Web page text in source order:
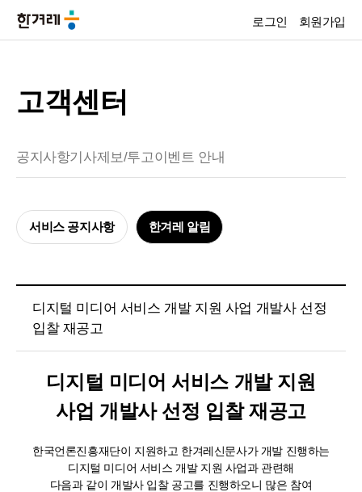
로그인 회원가입
고객센터
공지사항기사제보/투고이벤트 안내
서비스 공지사항 한겨레 알림
디지털 미디어 서비스 개발 지원 사업 개발사 선정
입찰 재공고
디지털 미디어 서비스 개발 지원
사업 개발사 선정 입찰 재공고
한국언론진흥재단이 지원하고 한겨레신문사가 개발 진행하는
디지털 미디어 서비스 개발 지원 사업과 관련해
다음과 같이 개발사 입찰 공고를 진행하오니 많은 참여